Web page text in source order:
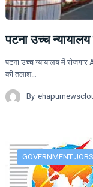
पटना उच्च न्यायालय
पटना उच्च न्यायालय में
की तलाश…
By
GOVERNMENT JOBS